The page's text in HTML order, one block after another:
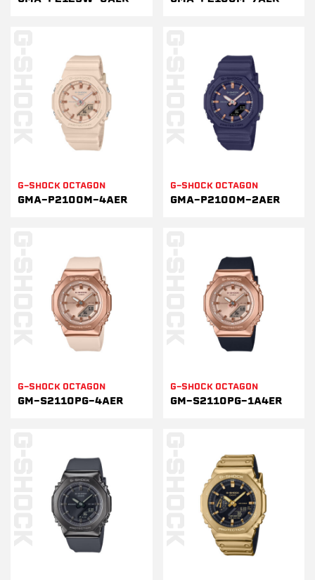
G-SHOCK OCTAGON
GMA-P2100M-4AER
G-SHOCK OCTAGON
GMA-P2100M-2AER
G-SHOCK OCTAGON
GM-S2110PG-4AER
G-SHOCK OCTAGON
GM-S2110PG-1A4ER